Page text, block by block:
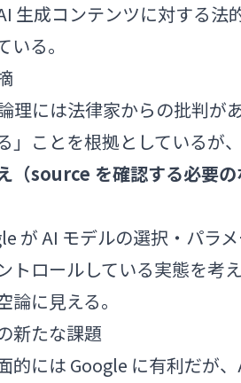
生成コンテンツに対する
る。
理には法律家からの批判が
」ことを根拠としているが
（source を確認する必要
が AI モデルの選択・パラ
トロールしている実態を考
論に見える。
新たな課題
的には Google に有利だが